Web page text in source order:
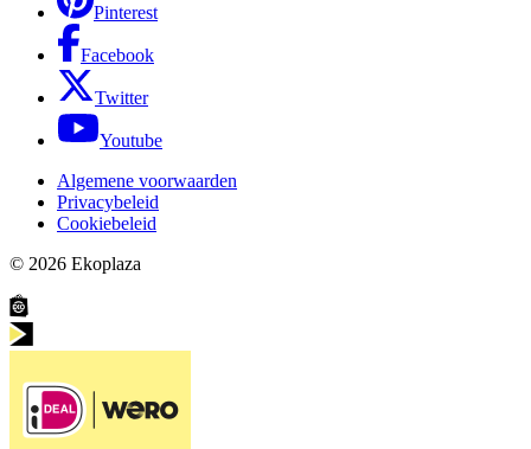
Pinterest
Facebook
Twitter
Youtube
Algemene voorwaarden
Privacybeleid
Cookiebeleid
© 2026 Ekoplaza